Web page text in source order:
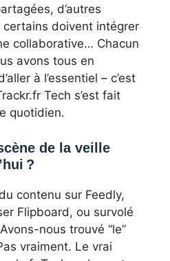
d’autres
certains doivent intégrer
collaborative… Chacun
avons tous en
à l’essentiel – c’est
Tech s’est fait
quotidien.
de la veille
?
contenu sur Feedly,
Flipboard, ou survolé
nous trouvé “le”
vraiment. Le vrai